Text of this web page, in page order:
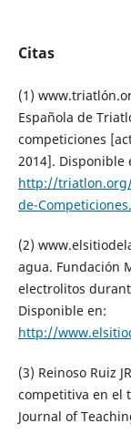
Citas
(1)
Española de
competiciones
2014]. Disponible
http://triatlon.org/
de-
(2)
agua. Fundación
electrolitos
Disponible en:
http://
(3) Reinoso Ruiz
competitiva en el
Journal of